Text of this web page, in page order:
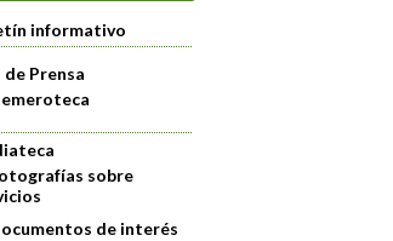
informativo
de Prensa
sobre
de interés